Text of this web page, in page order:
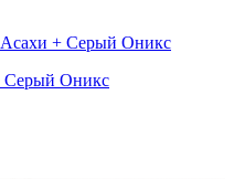
Серый Оникс